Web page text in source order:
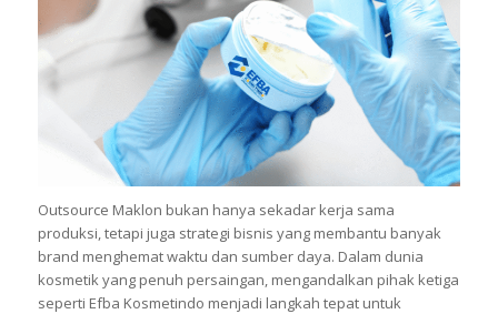
Outsource Maklon bukan hanya sekadar kerja sama
produksi, tetapi juga strategi bisnis yang membantu banyak
brand menghemat waktu dan sumber daya. Dalam dunia
kosmetik yang penuh persaingan, mengandalkan pihak ketiga
seperti Efba Kosmetindo menjadi langkah tepat untuk